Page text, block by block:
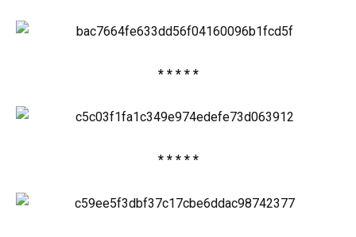
* * * * *
* * * * *